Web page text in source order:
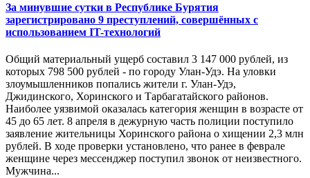
За минувшие сутки в Республике Бурятия
зарегистрировано 9 преступлений, совершённых с
использованием IT-технологий
Общий материальный ущерб составил 3 147 000 рублей, из
которых 798 500 рублей - по городу Улан-Удэ. На уловки
злоумышленников попались жители г. Улан-Удэ,
Джидинского, Хоринского и Тарбагатайского районов.
Наиболее уязвимой оказалась категория женщин в возрасте от
45 до 65 лет. 8 апреля в дежурную часть полиции поступило
заявление жительницы Хоринского района о хищении 2,3 млн
рублей. В ходе проверки установлено, что ранее в феврале
женщине через мессенджер поступил звонок от неизвестного.
Мужчина...